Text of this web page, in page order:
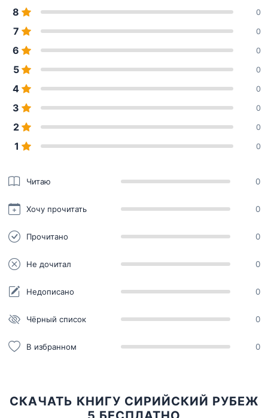
8 0
7 0
6 0
5 0
4 0
3 0
2 0
1 0
Читаю 0
Хочу прочитать 0
Прочитано 0
Не дочитал 0
Недописано 0
Чёрный список 0
В избранном 0
СКАЧАТЬ КНИГУ СИРИЙСКИЙ РУБЕЖ